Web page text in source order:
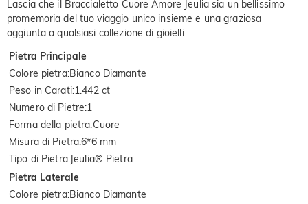
Lascia che il Braccialetto Cuore Amore Jeulia sia un bellissimo
promemoria del tuo viaggio unico insieme e una graziosa
aggiunta a qualsiasi collezione di gioielli
Pietra Principale
Colore pietra:Bianco Diamante
Peso in Carati:1.442 ct
Numero di Pietre:1
Forma della pietra:Cuore
Misura di Pietra:6*6 mm
Tipo di Pietra:Jeulia® Pietra
Pietra Laterale
Colore pietra:Bianco Diamante